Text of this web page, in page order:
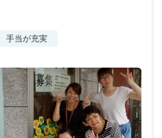
手当が充実